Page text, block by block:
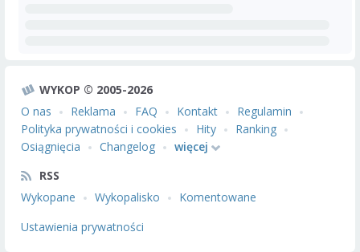
WYKOP © 2005-2026
O nas
Reklama FAQ Kontakt
Regulamin
Polityka prywatności i cookies
Hity
Ranking
Osiągnięcia
Changelog
więcej
RSS
Wykopane
Wykopalisko
Komentowane
Ustawienia prywatności